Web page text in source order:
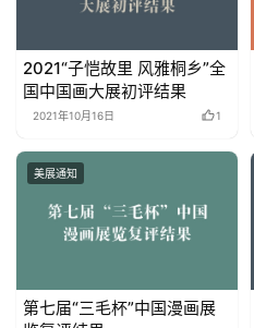
2021“子恺故里 风雅桐乡”全
国中国画大展初评结果
2021年10月16日 1
美展通知
第七届“三毛杯”中国漫画展